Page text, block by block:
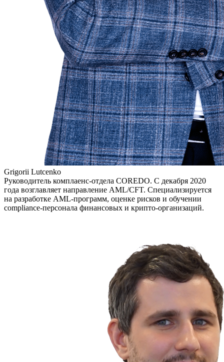
Grigorii Lutcenko
Руководитель комплаенс-отдела COREDO. С декабря 2020
года возглавляет направление AML/CFT. Специализируется
на разработке AML-программ, оценке рисков и обучении
compliance-персонала финансовых и крипто-организаций.